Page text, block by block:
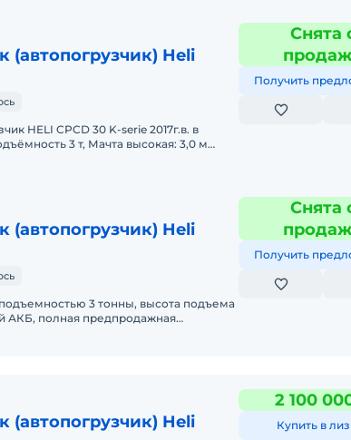
(автопогрузчик) Heli
HELI CPCD 30 K-serie 2017г.в. в
Мачта высокая: 3,0 м
Снята
Получить
(автопогрузчик) Heli
3 тонны, высота подъема
АКБ, полная предпродажная
Снята
Получить
(автопогрузчик) Heli
2 100
Купить в